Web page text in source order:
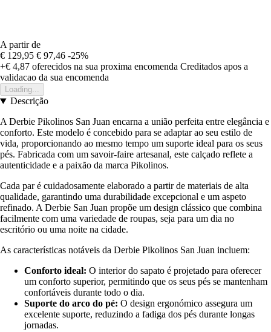
A partir de
€ 129,95 € 97,46 -25%
+€ 4,87 oferecidos na sua proxima encomenda Creditados apos a
validacao da sua encomenda
Loading...
Descrição
A Derbie Pikolinos San Juan encarna a união perfeita entre elegância e
conforto. Este modelo é concebido para se adaptar ao seu estilo de
vida, proporcionando ao mesmo tempo um suporte ideal para os seus
pés. Fabricada com um savoir-faire artesanal, este calçado reflete a
autenticidade e a paixão da marca Pikolinos.
Cada par é cuidadosamente elaborado a partir de materiais de alta
qualidade, garantindo uma durabilidade excepcional e um aspeto
refinado. A Derbie San Juan propõe um design clássico que combina
facilmente com uma variedade de roupas, seja para um dia no
escritório ou uma noite na cidade.
As características notáveis da Derbie Pikolinos San Juan incluem:
Conforto ideal: O interior do sapato é projetado para oferecer
um conforto superior, permitindo que os seus pés se mantenham
confortáveis durante todo o dia.
Suporte do arco do pé: O design ergonómico assegura um
excelente suporte, reduzindo a fadiga dos pés durante longas
jornadas.